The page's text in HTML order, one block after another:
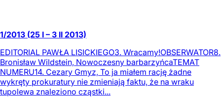
1/2013 (25 I – 3 II 2013)
EDITORIAL PAWŁA LISICKIEGO3. Wracamy!OBSERWATOR8.
Bronisław Wildstein, Nowoczesny barbarzyńcaTEMAT
NUMERU14. Cezary Gmyz, To ja miałem rację żadne
wykręty prokuratury nie zmieniają faktu, że na wraku
tupolewa znaleziono cząstki...